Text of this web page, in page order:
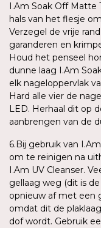
I.Am Soak Off Matte
hals van het flesje
Verzegel de vrije
garanderen en
Houd het penseel
dunne laag I.Am
elk nageloppervlak
Hard alle vier de
LED. Herhaal dit op
aanbrengen van de
6.Bij gebruik van
om te reinigen na
I.Am UV Cleanser.
gellaag weg (dit is
opnieuw af met een
omdat dit de
dof wordt. Gebruik